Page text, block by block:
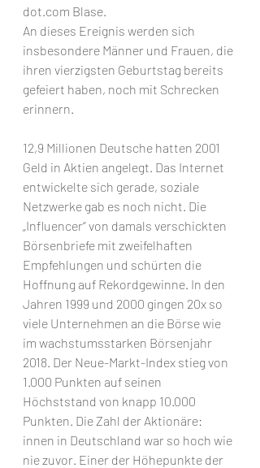
dot.com Blase.
An dieses Ereignis werden sich
insbesondere Männer und Frauen, die
ihren vierzigsten Geburtstag bereits
gefeiert haben, noch mit Schrecken
erinnern.
12,9 Millionen Deutsche hatten 2001
Geld in Aktien angelegt. Das Internet
entwickelte sich gerade, soziale
Netzwerke gab es noch nicht. Die
„Influencer“ von damals verschickten
Börsenbriefe mit zweifelhaften
Empfehlungen und schürten die
Hoffnung auf Rekordgewinne. In den
Jahren 1999 und 2000 gingen 20x so
viele Unternehmen an die Börse wie
im wachstumsstarken Börsenjahr
2018. Der Neue-Markt-Index stieg von
1.000 Punkten auf seinen
Höchststand von knapp 10.000
Punkten. Die Zahl der Aktionäre:
innen in Deutschland war so hoch wie
nie zuvor. Einer der Höhepunkte der